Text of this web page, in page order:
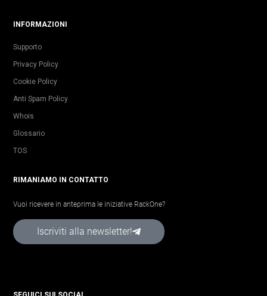
INFORMAZIONI
Supporto
Privacy Policy
Cookie Policy
Anti Spam Policy
Whois
Glossario
TOS
RIMANIAMO IN CONTATTO
Vuoi ricevere in anteprima le iniziative RackOne?
Iscriviti alla newsletter!